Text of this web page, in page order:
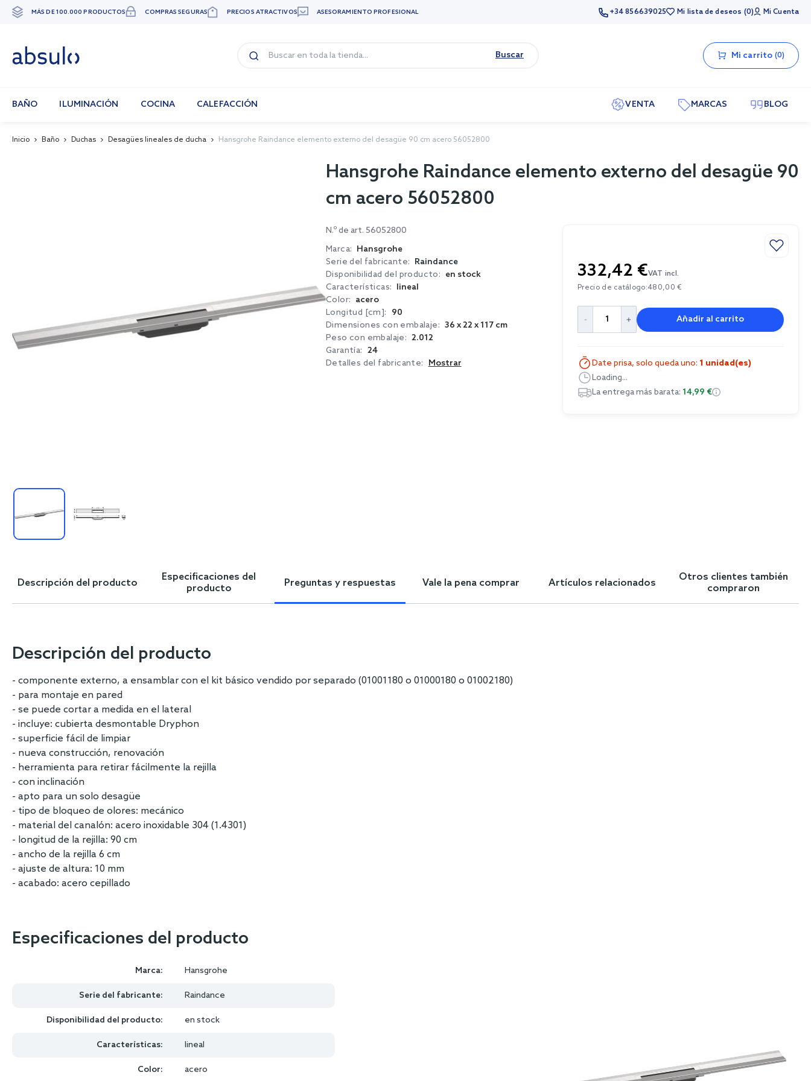
Ir
MÁS DE 100.000 PRODUCTOS COMPRAS SEGURAS PRECIOS ATRACTIVOS ASESORAMIENTO PROFESIONAL +34 856639025 Mi lista de deseos 0 Mi Cuenta
Buscar Mi carrito 0
BAÑO ILUMINACIÓN COCINA CALEFACCIÓN VENTA MARCAS BLOG
Inicio Baño Duchas Desagües lineales de ducha Hansgrohe Raindance elemento externo del desagüe 90 cm acero 56052800
beginning
Hansgrohe Raindance elemento externo del desagüe 90
cm acero 56052800
N.º de art. 56052800
Marca: Hansgrohe
Serie del fabricante: Raindance
Disponibilidad del producto: en stock
Características: lineal
Color: acero
Longitud [cm]:
90
Dimensiones con embalaje: 36 x 22 x 117 cm
Peso con embalaje: 2.012
Garantía: 24
Detalles del fabricante:
Mostrar
332,42 €VAT incl.
Precio de catálogo:480,00 €
Añadir al carrito
Date prisa, solo queda uno: 1 unidad(es)
Loading...
La entrega más barata: 14,99 €
Descripción del producto
Especificaciones del
producto
Preguntas y respuestas Vale la pena comprar Artículos relacionados
Otros clientes también
compraron
Descripción del producto
- componente externo, a ensamblar con el kit básico vendido por separado (01001180 o 01000180 o 01002180)
- para montaje en pared
- se puede cortar a medida en el lateral
- incluye: cubierta desmontable Dryphon
- superficie fácil de limpiar
- nueva construcción, renovación
- herramienta para retirar fácilmente la rejilla
- con inclinación
- apto para un solo desagüe
- tipo de bloqueo de olores: mecánico
- material del canalón: acero inoxidable 304 (1.4301)
- longitud de la rejilla: 90 cm
- ancho de la rejilla 6 cm
- ajuste de altura: 10 mm
- acabado: acero cepillado
Especificaciones del producto
Marca: Hansgrohe
Serie del fabricante: Raindance
Disponibilidad del producto: en stock
Características: lineal
Color: acero